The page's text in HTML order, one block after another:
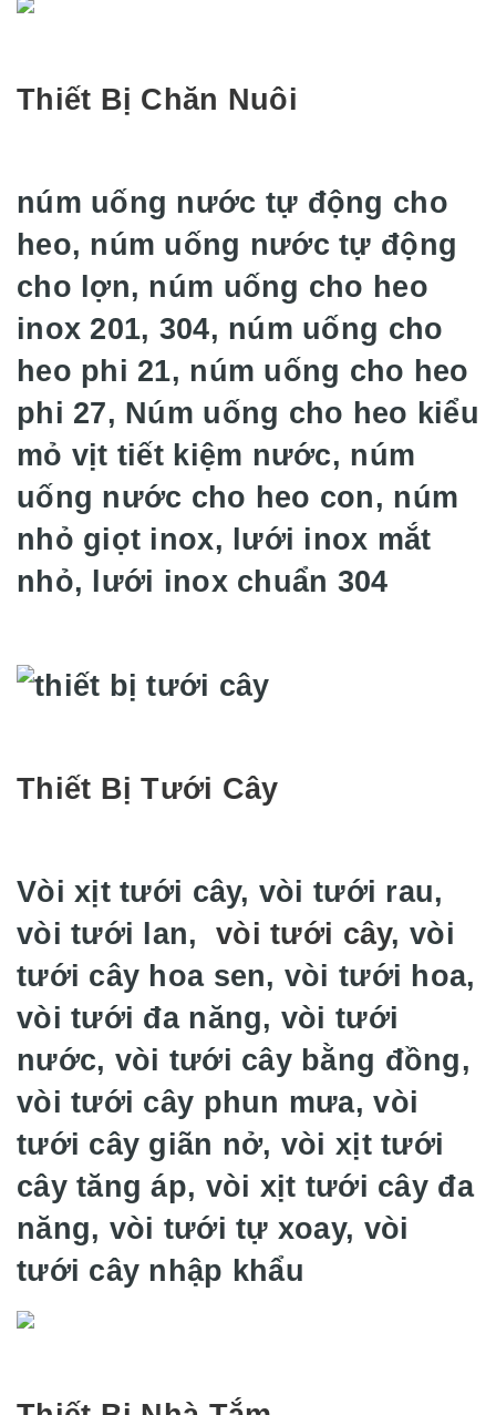
Thiết Bị Chăn Nuôi
núm uống nước tự động cho
heo, núm uống nước tự động
cho lợn, núm uống cho heo
inox 201, 304, núm uống cho
heo phi 21, núm uống cho heo
phi 27, Núm uống cho heo kiểu
mỏ vịt tiết kiệm nước, núm
uống nước cho heo con, núm
nhỏ giọt inox, lưới inox mắt
nhỏ, lưới inox chuẩn 304
Thiết Bị Tưới Cây
Vòi xịt tưới cây, vòi tưới rau,
vòi tưới lan,vòi tưới cây, vòi
tưới cây hoa sen, vòi tưới hoa,
vòi tưới đa năng, vòi tưới
nước, vòi tưới cây bằng đồng,
vòi tưới cây phun mưa, vòi
tưới cây giãn nở, vòi xịt tưới
cây tăng áp, vòi xịt tưới cây đa
năng, vòi tưới tự xoay, vòi
tưới cây nhập khẩu